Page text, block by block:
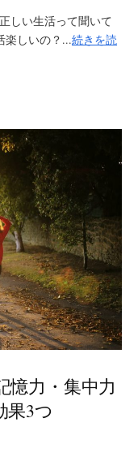
しい生活って聞いて
楽しいの？...続きを読
憶力・集中力
果3つ